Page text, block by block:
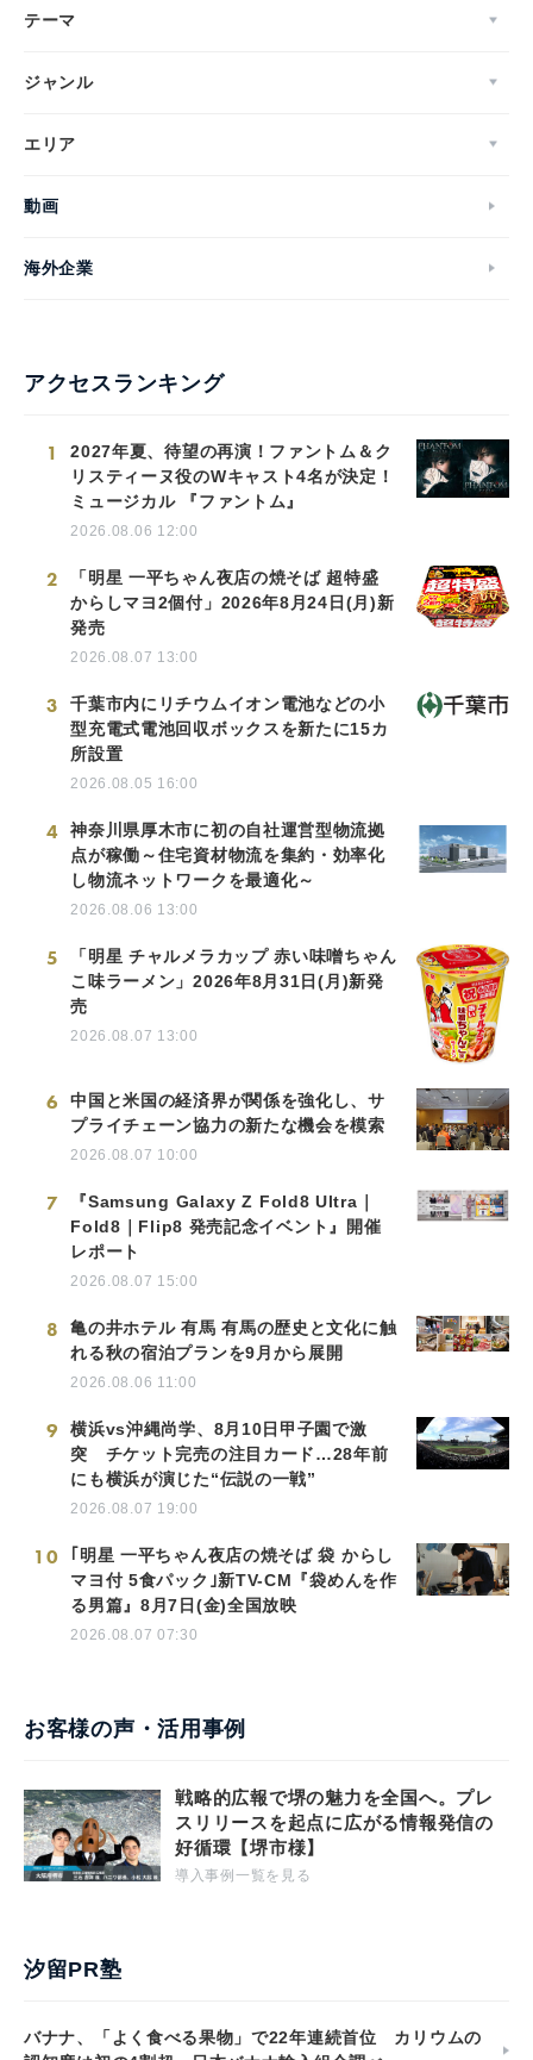
テーマ
ジャンル
エリア
動画
海外企業
アクセスランキング
1
2027年夏、待望の再演！ファントム＆ク
リスティーヌ役のWキャスト4名が決定！
ミュージカル 『ファントム』
2026.08.06 12:00
2
「明星 一平ちゃん夜店の焼そば 超特盛
からしマヨ2個付」2026年8月24日(月)新
発売
2026.08.07 13:00
3
千葉市内にリチウムイオン電池などの小
型充電式電池回収ボックスを新たに15カ
所設置
2026.08.05 16:00
4
神奈川県厚木市に初の自社運営型物流拠
点が稼働～住宅資材物流を集約・効率化
し物流ネットワークを最適化～
2026.08.06 13:00
5
「明星 チャルメラカップ 赤い味噌ちゃん
こ味ラーメン」2026年8月31日(月)新発
売
2026.08.07 13:00
6
中国と米国の経済界が関係を強化し、サ
プライチェーン協力の新たな機会を模索
2026.08.07 10:00
7
『Samsung Galaxy Z Fold8 Ultra｜
Fold8｜Flip8 発売記念イベント』開催
レポート
2026.08.07 15:00
8
亀の井ホテル 有馬 有馬の歴史と文化に触
れる秋の宿泊プランを9月から展開
2026.08.06 11:00
9
横浜vs沖縄尚学、8月10日甲子園で激
突 チケット完売の注目カード…28年前
にも横浜が演じた“伝説の一戦”
2026.08.07 19:00
10
｢明星 一平ちゃん夜店の焼そば 袋 からし
マヨ付 5食パック｣新TV-CM『袋めんを作
る男篇』8月7日(金)全国放映
2026.08.07 07:30
お客様の声・活用事例
戦略的広報で堺の魅力を全国へ。プレ
スリリースを起点に広がる情報発信の
好循環【堺市様】
導入事例一覧を見る
汐留PR塾
バナナ、「よく食べる果物」で22年連続首位 カリウムの